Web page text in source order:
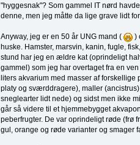
"hyggesnak"? Som gammel IT nørd
denne, men jeg måtte da lige grave lidt
Anyway, jeg er en 50 år UNG mand (
)
huske. Hamster, marsvin, kanin, fugle,
stund har jeg en ældre kat (oprindeligt
gammel) som jeg har overtaget fra en
liters akvarium med masser af
platy og sværddragere), maller
sneglearter lidt nede) og sidst men ikke
går så videre til et hjemmebygget
peberfrugter. De var oprindeligt røde (frø
gul, orange og røde varianter og smager